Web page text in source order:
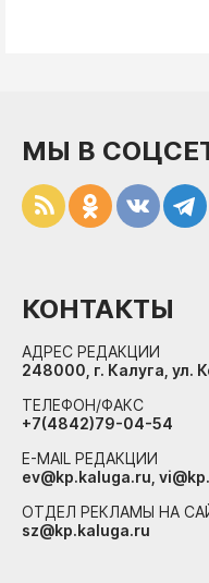
МЫ В
КОНТАКТЫ
АДРЕС РЕДАКЦИИ
248000, г. Калуга, ул.
ТЕЛЕФОН/ФАКС
+7(4842)79-04-54
E-MAIL РЕДАКЦИИ
ev@kp.kaluga.ru,
ОТДЕЛ РЕКЛАМЫ НА
sz@kp.kaluga.ru